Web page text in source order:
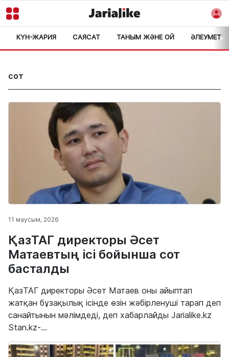
КҮН-ЖАРИЯ САЯСАТ ТАНЫМ ЖӘНЕ ОЙ ӘЛЕУМЕТ>
сот
11 маусым, 2026
ҚазТАГ директоры Әсет
Матаевтың ісі бойынша сот
басталды
ҚазТАГ директоры Әсет Матаев оны айыптап
жатқан бұзақылық ісінде өзін жәбірленуші тарап деп
санайтынын мәлімдеді, деп хабарлайды Jarialike.kz
Stan.kz-...